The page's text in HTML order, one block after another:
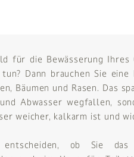
für die Bewässerung Ihres
Dann brauchen Sie
Bäumen und Rasen. Das
Abwasser wegfallen,
weicher, kalkarm ist und
ob Sie das